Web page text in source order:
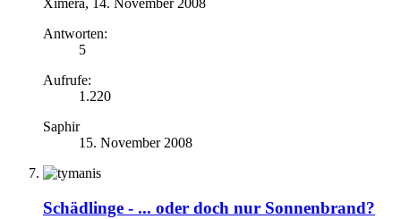
Ximera, 14. November 2008
Antworten:
5
Aufrufe:
1.220
Saphir
15. November 2008
Schädlinge - ... oder doch nur Sonnenbrand?